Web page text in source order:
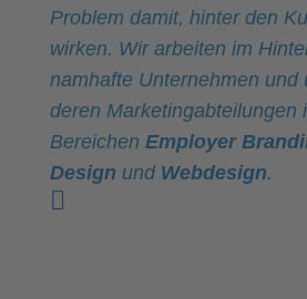
Problem damit, hinter den
wirken. Wir arbeiten im
namhafte Unternehmen und
deren Marketingabteilungen
Bereichen Employer
Design und Webdesign.